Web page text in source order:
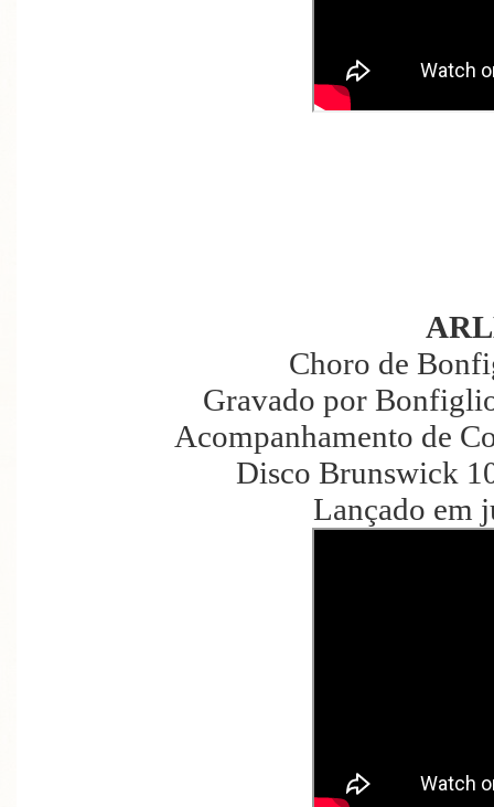
Choro de
Gravado por
Acompanhamento de
Disco Brunswick
Lançado em